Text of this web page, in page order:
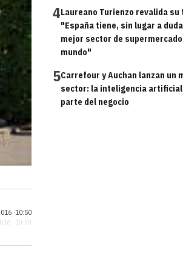
4Laureano Turienzo revalida su
"España tiene, sin lugar a
mejor sector de
mundo"
5Carrefour y Auchan lanzan un
sector: la inteligencia
parte del negocio
·10:50
· 10:50